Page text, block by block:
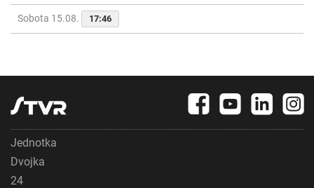
Sobota 15.08. 17:46
Jednotka
Dvojka
24